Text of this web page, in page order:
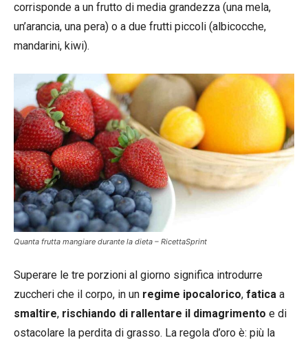
corrisponde a un frutto di media grandezza (una mela,
un’arancia, una pera) o a due frutti piccoli (albicocche,
mandarini, kiwi).
Quanta frutta mangiare durante la dieta – RicettaSprint
Superare le tre porzioni al giorno significa introdurre
zuccheri che il corpo, in un regime ipocalorico, fatica a
smaltire, rischiando di rallentare il dimagrimento e di
ostacolare la perdita di grasso. La regola d’oro è: più la